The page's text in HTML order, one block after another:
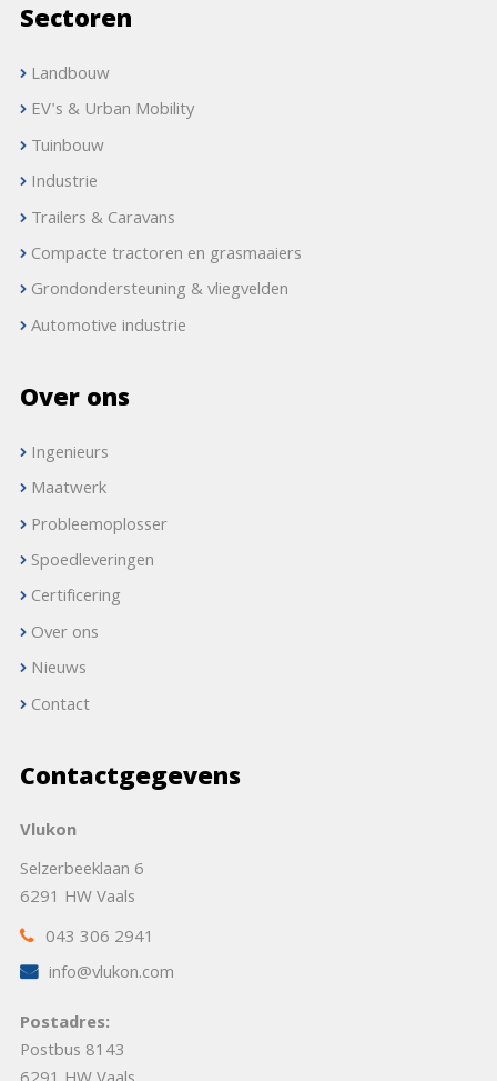
Sectoren
Landbouw
EV's & Urban Mobility
Tuinbouw
Industrie
Trailers & Caravans
Compacte tractoren en grasmaaiers
Grondondersteuning & vliegvelden
Automotive industrie
Over ons
Ingenieurs
Maatwerk
Probleemoplosser
Spoedleveringen
Certificering
Over ons
Nieuws
Contact
Contactgegevens
Vlukon
Selzerbeeklaan 6
6291 HW Vaals
043 306 2941
info@vlukon.com
Postadres:
Postbus 8143